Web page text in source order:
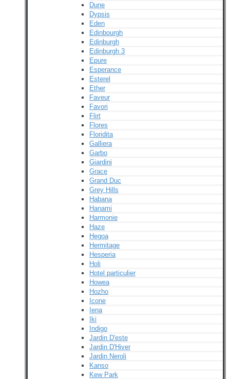
Dune
Dypsis
Eden
Edinbourgh
Edinburgh
Edinburgh 3
Epure
Esperance
Esterel
Ether
Faveur
Favori
Flirt
Flores
Floridita
Galliera
Garbo
Giardini
Grace
Grand Duc
Grey Hills
Habana
Hanami
Harmonie
Haze
Hegoa
Hermitage
Hesperia
Holi
Hotel particulier
Howea
Hozho
Icone
Iena
Iki
Indigo
Jardin D'este
Jardin D'Hiver
Jardin Neroli
Kanso
Kew Park